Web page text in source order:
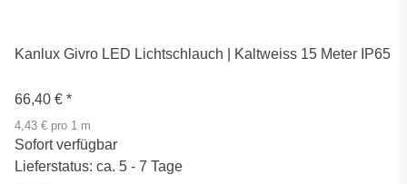
Kanlux Givro LED Lichtschlauch | Kaltweiss 15 Meter IP65
66,40 € *
4,43 € pro 1 m
Sofort verfügbar
Lieferstatus: ca. 5 - 7 Tage